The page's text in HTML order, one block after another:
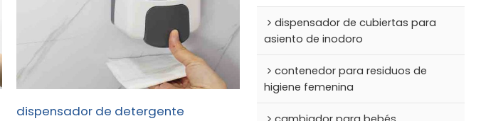
dispensador de detergente
dispensador de cubiertas para
asiento de inodoro
contenedor para residuos de
higiene femenina